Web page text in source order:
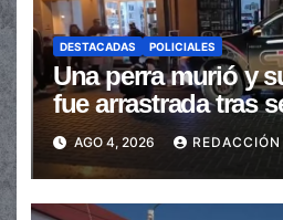
DESTACADAS POLICIALES
Una perra murió y
fue arrastrada tras
en la senda peatonal
AGO 4, 2026 REDACCIÓN